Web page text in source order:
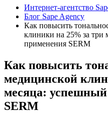
Интернет-агентство
Блог Sape Agency
Как повысить
клиники на 25% за три
применения SERM
Как повысить
медицинской
месяца:
SERM